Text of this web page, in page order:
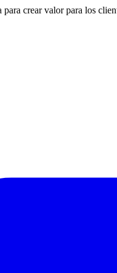
para crear valor para los